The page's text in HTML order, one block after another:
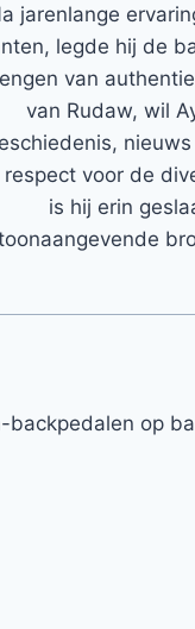
jarenlange
legde hij de
van
van Rudaw, wil
respect voor de
is hij erin
backpedalen op